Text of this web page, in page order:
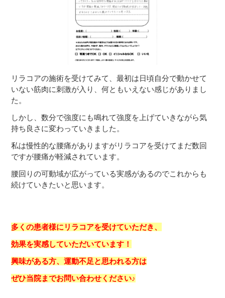
リラコアの施術を受けてみて、最初は日頃自分で動かせて
いない筋肉に刺激が入り、何ともいえない感じがありまし
た。
しかし、数分で強度にも鳴れて強度を上げていきながら気
持ち良さに変わっていきました。
私は慢性的な腰痛がありますがリラコアを受けてまだ数回
ですが腰痛が軽減されています。
腰回りの可動域が広がっている実感があるのでこれからも
続けていきたいと思います。
多くの患者様にリラコアを受けていただき、
効果を実感していただいています！
興味がある方、運動不足と思われる方は
ぜひ当院までお問い合わせください♪